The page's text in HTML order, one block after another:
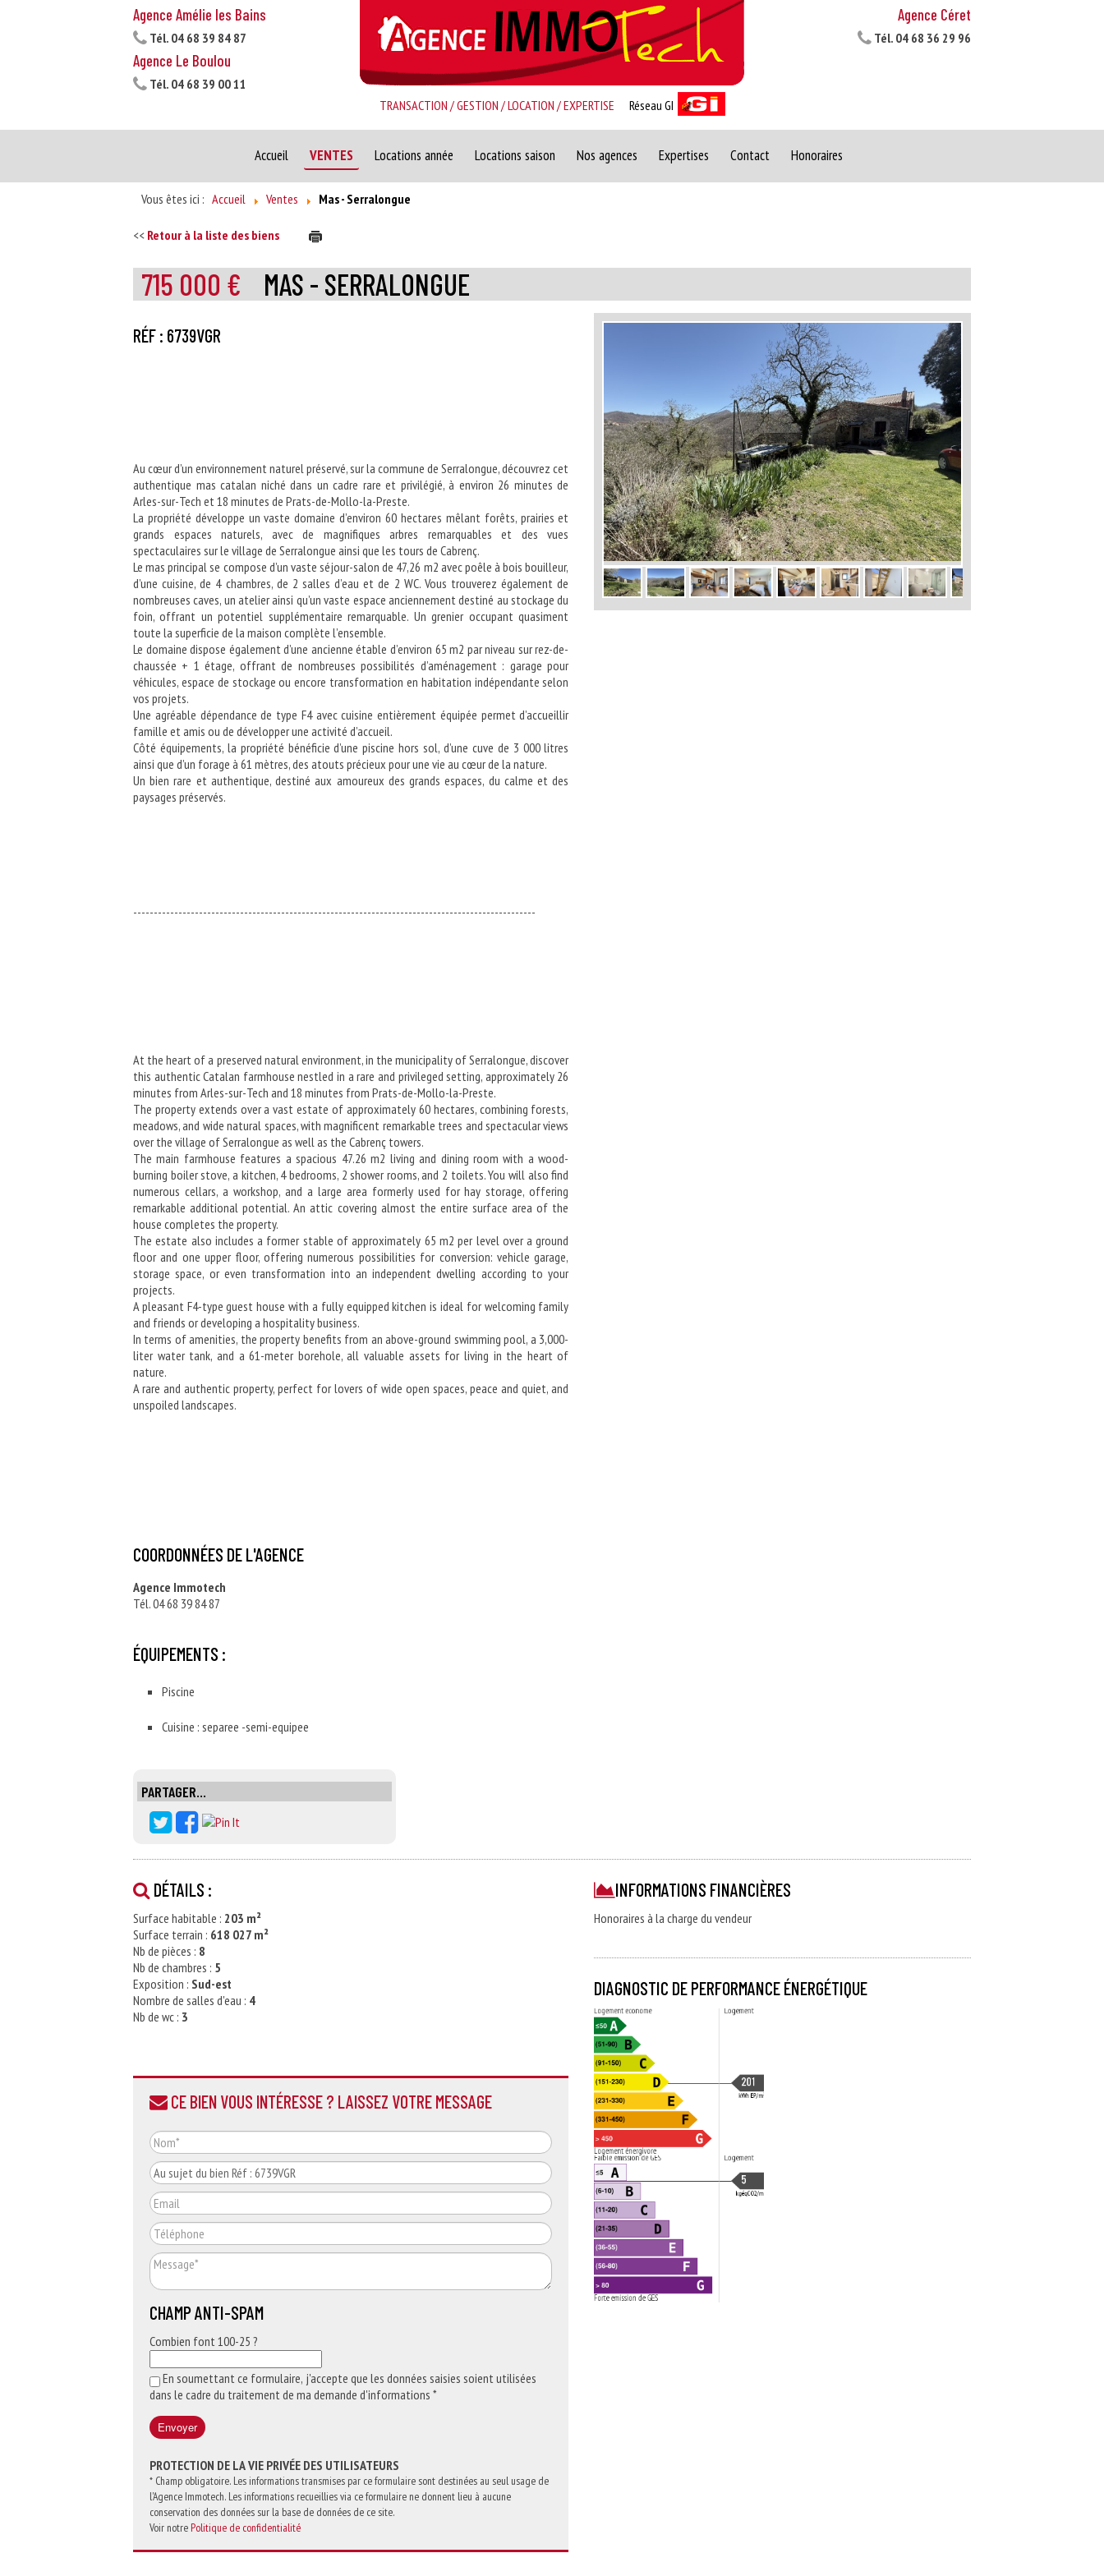
Agence Amélie les Bains
Tél. 04 68 39 84 87
Agence Le Boulou
Tél. 04 68 39 00 11
TRANSACTION / GESTION / LOCATION / EXPERTISE Réseau GI
Agence Céret
Tél. 04 68 36 29 96
Accueil VENTES Locations année Locations saison Nos agences Expertises Contact Honoraires
Vous êtes ici : Accueil Ventes Mas - Serralongue
<< Retour à la liste des biens
715 000 € MAS - SERRALONGUE
RÉF : 6739VGR
Au cœur d’un environnement naturel préservé, sur la commune de Serralongue, découvrez cet
authentique mas catalan niché dans un cadre rare et privilégié, à environ 26 minutes de
Arles-sur-Tech et 18 minutes de Prats-de-Mollo-la-Preste.
La propriété développe un vaste domaine d’environ 60 hectares mêlant forêts, prairies et
grands espaces naturels, avec de magnifiques arbres remarquables et des vues
spectaculaires sur le village de Serralongue ainsi que les tours de Cabrenç.
Le mas principal se compose d’un vaste séjour-salon de 47,26 m2 avec poêle à bois bouilleur,
d’une cuisine, de 4 chambres, de 2 salles d’eau et de 2 WC. Vous trouverez également de
nombreuses caves, un atelier ainsi qu’un vaste espace anciennement destiné au stockage du
foin, offrant un potentiel supplémentaire remarquable. Un grenier occupant quasiment
toute la superficie de la maison complète l’ensemble.
Le domaine dispose également d’une ancienne étable d’environ 65 m2 par niveau sur rez-de-
chaussée + 1 étage, offrant de nombreuses possibilités d’aménagement : garage pour
véhicules, espace de stockage ou encore transformation en habitation indépendante selon
vos projets.
Une agréable dépendance de type F4 avec cuisine entièrement équipée permet d’accueillir
famille et amis ou de développer une activité d’accueil.
Côté équipements, la propriété bénéficie d’une piscine hors sol, d’une cuve de 3 000 litres
ainsi que d’un forage à 61 mètres, des atouts précieux pour une vie au cœur de la nature.
Un bien rare et authentique, destiné aux amoureux des grands espaces, du calme et des
paysages préservés.
--------------------------------------------------------------------------------------------------
At the heart of a preserved natural environment, in the municipality of Serralongue, discover
this authentic Catalan farmhouse nestled in a rare and privileged setting, approximately 26
minutes from Arles-sur-Tech and 18 minutes from Prats-de-Mollo-la-Preste.
The property extends over a vast estate of approximately 60 hectares, combining forests,
meadows, and wide natural spaces, with magnificent remarkable trees and spectacular views
over the village of Serralongue as well as the Cabrenç towers.
The main farmhouse features a spacious 47.26 m2 living and dining room with a wood-
burning boiler stove, a kitchen, 4 bedrooms, 2 shower rooms, and 2 toilets. You will also find
numerous cellars, a workshop, and a large area formerly used for hay storage, offering
remarkable additional potential. An attic covering almost the entire surface area of the
house completes the property.
The estate also includes a former stable of approximately 65 m2 per level over a ground
floor and one upper floor, offering numerous possibilities for conversion: vehicle garage,
storage space, or even transformation into an independent dwelling according to your
projects.
A pleasant F4-type guest house with a fully equipped kitchen is ideal for welcoming family
and friends or developing a hospitality business.
In terms of amenities, the property benefits from an above-ground swimming pool, a 3,000-
liter water tank, and a 61-meter borehole, all valuable assets for living in the heart of
nature.
A rare and authentic property, perfect for lovers of wide open spaces, peace and quiet, and
unspoiled landscapes.
COORDONNÉES DE L'AGENCE
Agence Immotech
Tél. 04 68 39 84 87
ÉQUIPEMENTS :
Piscine
Cuisine : separee -semi-equipee
PARTAGER...
DÉTAILS :
Surface habitable : 203 m²
Surface terrain : 618 027 m²
Nb de pièces : 8
Nb de chambres : 5
Exposition : Sud-est
Nombre de salles d'eau : 4
Nb de wc : 3
CE BIEN VOUS INTÉRESSE ? LAISSEZ VOTRE MESSAGE
CHAMP ANTI-SPAM
Combien font 100-25 ?
En soumettant ce formulaire, j'accepte que les données saisies soient utilisées
dans le cadre du traitement de ma demande d'informations *
PROTECTION DE LA VIE PRIVÉE DES UTILISATEURS
* Champ obligatoire. Les informations transmises par ce formulaire sont destinées au seul usage de
l'Agence Immotech. Les informations recueillies via ce formulaire ne donnent lieu à aucune
conservation des données sur la base de données de ce site.
Voir notre Politique de confidentialité
INFORMATIONS FINANCIÈRES
Honoraires à la charge du vendeur
DIAGNOSTIC DE PERFORMANCE ÉNERGÉTIQUE